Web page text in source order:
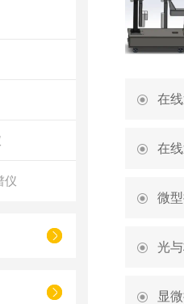
仪
在
在
微
光
显